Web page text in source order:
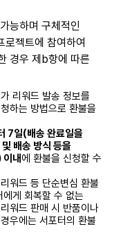
능하며 구체적인
로젝트에 참여하여
경우 제b항에 따른
리워드 발송 정보를
하는 방법으로 환불을
7일(배송 완료일을
배송 방식 등을
이내에 환불을 신청할 수
워드 등 단순변심 환불
게 회복할 수 없는
워드 판매 시 반품이나
우에는 서포터의 환불